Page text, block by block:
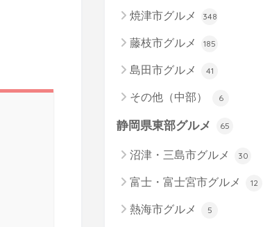
焼津市グルメ 348
藤枝市グルメ 185
島田市グルメ 41
その他（中部） 6
静岡県東部グルメ 65
沼津・三島市グルメ 30
富士・富士宮市グルメ 12
熱海市グルメ 5